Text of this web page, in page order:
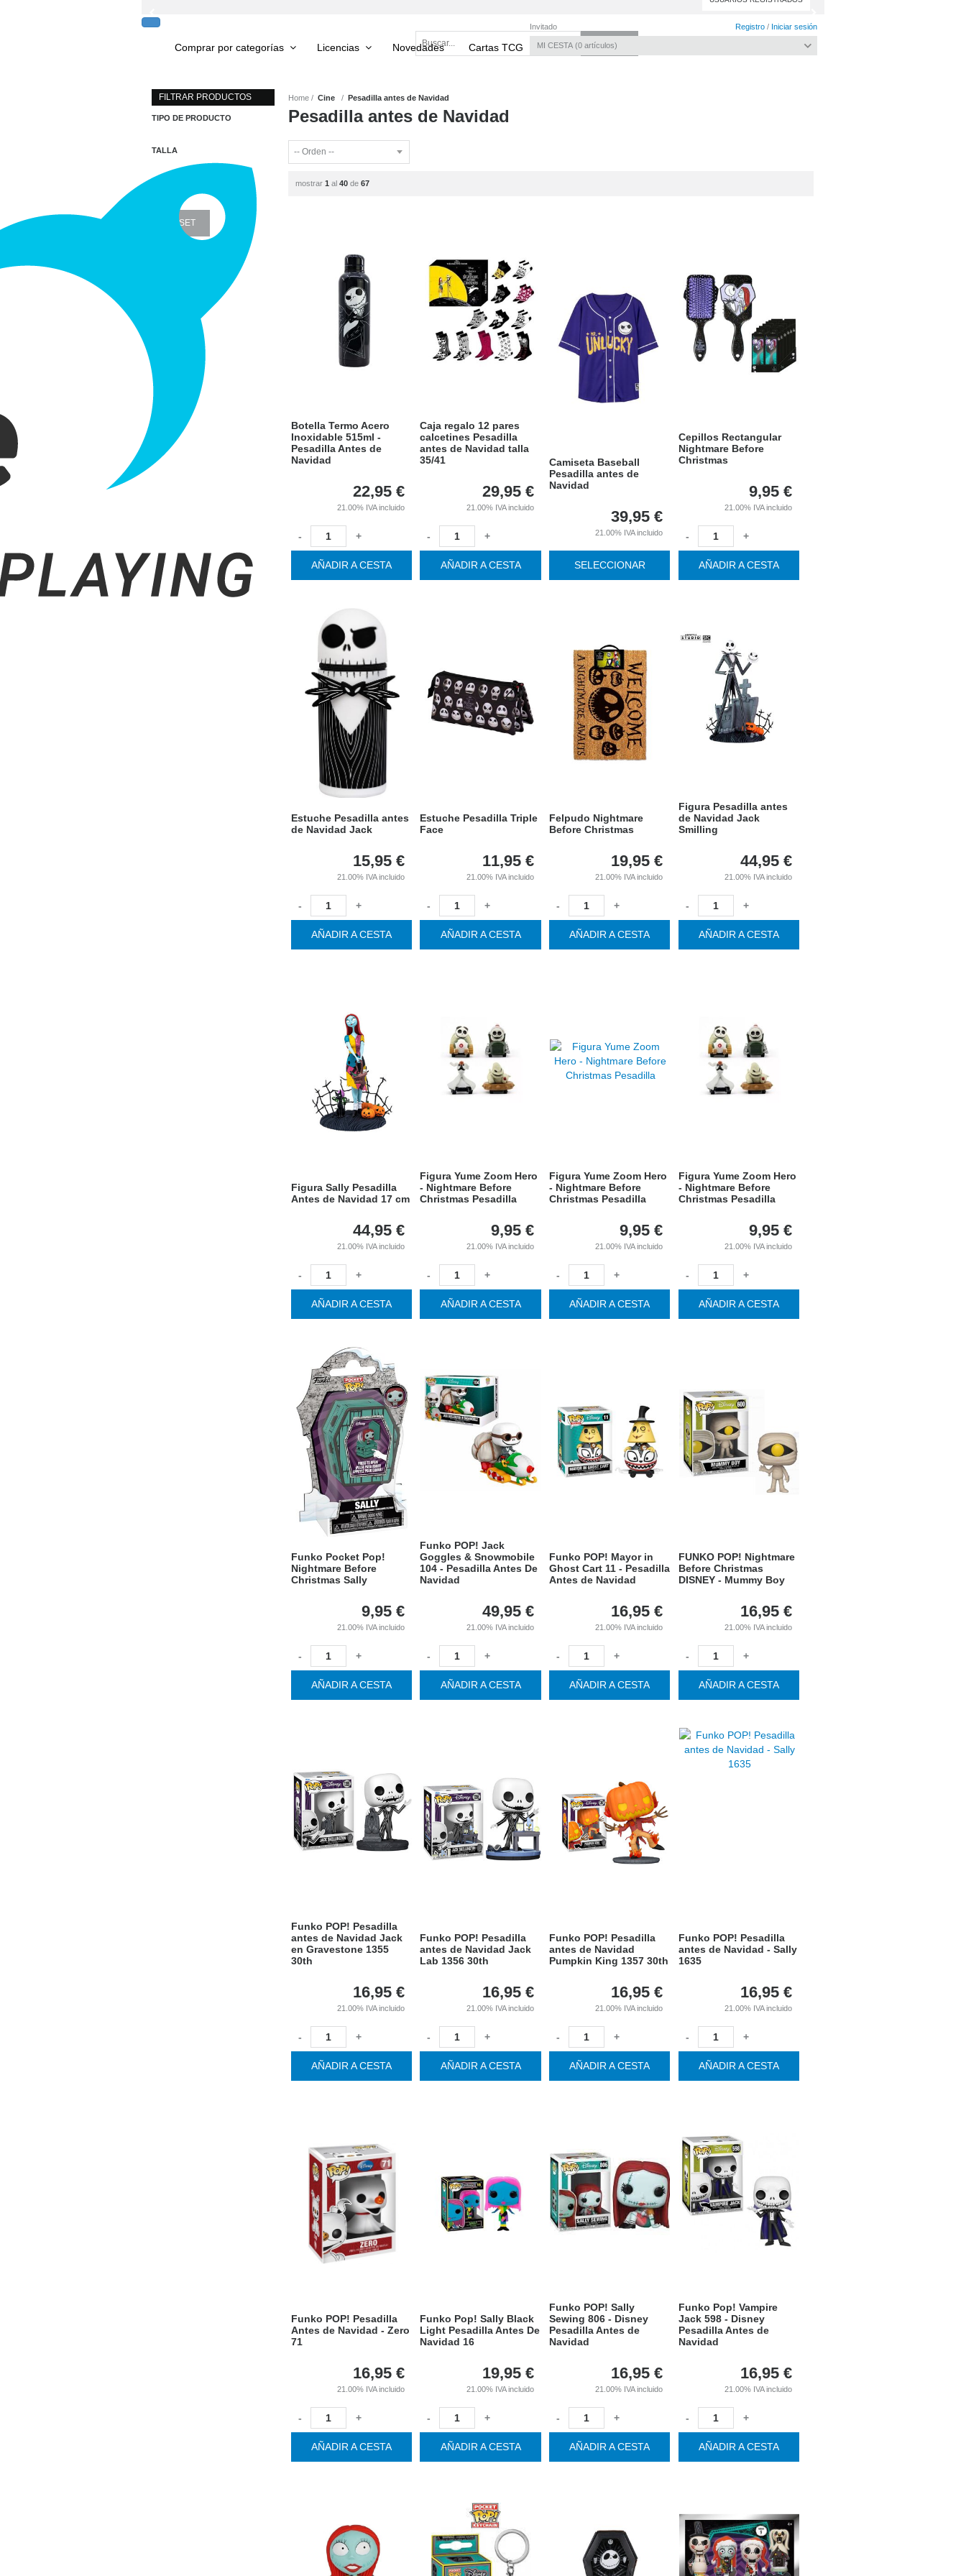
Invitado Registro / Iniciar sesión
MI CESTA 0 artículos
Comprar por categorías Licencias Novedades Cartas TCG Torneos TCG
FILTRAR PRODUCTOS
TIPO DE PRODUCTO
TALLA
Home Cine Pesadilla antes de Navidad
Pesadilla antes de Navidad
mostrar1 al40 de 67
Botella Termo Acero
Inoxidable 515ml -
Pesadilla Antes de
Navidad
22,95 €
21.00% IVA incluido
- +
AÑADIR A CESTA
Caja regalo 12 pares
calcetines Pesadilla
antes de Navidad talla
35/41
29,95 €
21.00% IVA incluido
- +
AÑADIR A CESTA
Camiseta Baseball
Pesadilla antes de
Navidad
39,95 €
21.00% IVA incluido
SELECCIONAR
Cepillos Rectangular
Nightmare Before
Christmas
9,95 €
21.00% IVA incluido
- +
AÑADIR A CESTA
Estuche Pesadilla antes
de Navidad Jack
15,95 €
21.00% IVA incluido
- +
AÑADIR A CESTA
Estuche Pesadilla Triple
Face
11,95 €
21.00% IVA incluido
- +
AÑADIR A CESTA
Felpudo Nightmare
Before Christmas
19,95 €
21.00% IVA incluido
- +
AÑADIR A CESTA
Figura Pesadilla antes
de Navidad Jack
Smilling
44,95 €
21.00% IVA incluido
- +
AÑADIR A CESTA
Figura Sally Pesadilla
Antes de Navidad 17 cm
44,95 €
21.00% IVA incluido
- +
AÑADIR A CESTA
Figura Yume Zoom Hero
- Nightmare Before
Christmas Pesadilla
9,95 €
21.00% IVA incluido
- +
AÑADIR A CESTA
Figura Yume Zoom Hero
- Nightmare Before
Christmas Pesadilla
9,95 €
21.00% IVA incluido
- +
AÑADIR A CESTA
Figura Yume Zoom Hero
- Nightmare Before
Christmas Pesadilla
9,95 €
21.00% IVA incluido
- +
AÑADIR A CESTA
Funko Pocket Pop!
Nightmare Before
Christmas Sally
9,95 €
21.00% IVA incluido
- +
AÑADIR A CESTA
Funko POP! Jack
Goggles & Snowmobile
104 - Pesadilla Antes De
Navidad
49,95 €
21.00% IVA incluido
- +
AÑADIR A CESTA
Funko POP! Mayor in
Ghost Cart 11 - Pesadilla
Antes de Navidad
16,95 €
21.00% IVA incluido
- +
AÑADIR A CESTA
FUNKO POP! Nightmare
Before Christmas
DISNEY - Mummy Boy
16,95 €
21.00% IVA incluido
- +
AÑADIR A CESTA
Funko POP! Pesadilla
antes de Navidad Jack
en Gravestone 1355
30th
16,95 €
21.00% IVA incluido
- +
AÑADIR A CESTA
Funko POP! Pesadilla
antes de Navidad Jack
Lab 1356 30th
16,95 €
21.00% IVA incluido
- +
AÑADIR A CESTA
Funko POP! Pesadilla
antes de Navidad
Pumpkin King 1357 30th
16,95 €
21.00% IVA incluido
- +
AÑADIR A CESTA
Funko POP! Pesadilla
antes de Navidad - Sally
1635
16,95 €
21.00% IVA incluido
- +
AÑADIR A CESTA
Funko POP! Pesadilla
Antes de Navidad - Zero
71
16,95 €
21.00% IVA incluido
- +
AÑADIR A CESTA
Funko Pop! Sally Black
Light Pesadilla Antes De
Navidad 16
19,95 €
21.00% IVA incluido
- +
AÑADIR A CESTA
Funko POP! Sally
Sewing 806 - Disney
Pesadilla Antes de
Navidad
16,95 €
21.00% IVA incluido
- +
AÑADIR A CESTA
Funko Pop! Vampire
Jack 598 - Disney
Pesadilla Antes de
Navidad
16,95 €
21.00% IVA incluido
- +
AÑADIR A CESTA